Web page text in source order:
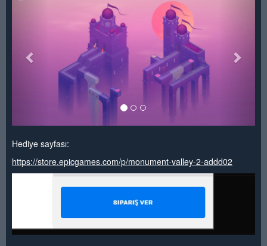
Hediye sayfası:
https://store.epicgames.com/p/monument-valley-2-addd02